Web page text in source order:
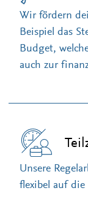
Wir fördern
Beispiel das
Budget,
auch zur
Unsere
flexibel auf